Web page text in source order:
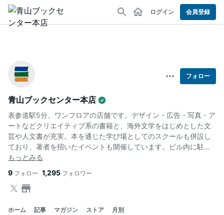
ログイン 会員登録
フォロー
青山ブックセンター本店
表参道駅5分、ワンフロアの店舗です。デザイン・広告・写真・ア
ートなどクリエイティブ系の書籍と、海外文学をはじめとした文
芸や人文書が充実。本を通じた学び場としてのスクールも併設し
ており、著者を招いたイベントも開催しています。ビル内に駐車
場有。
9 フォロー 1,295 フォロワー
ホーム 記事 マガジン ストア 月別